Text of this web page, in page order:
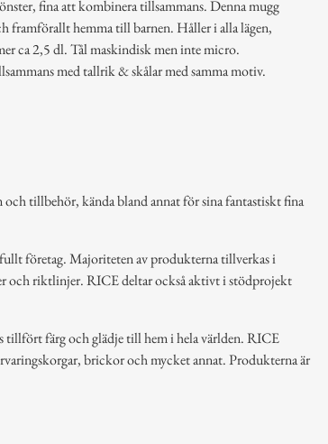
fina att kombinera tillsammans. Denna mugg
framförallt hemma till barnen. Håller i alla lägen,
ca 2,5 dl. Tål maskindisk men inte micro.
med tallrik & skålar med samma motiv.
tillbehör, kända bland annat för sina fantastiskt fina
företag. Majoriteten av produkterna tillverkas i
och riktlinjer. RICE deltar också aktivt i stödprojekt
tillfört färg och glädje till hem i hela världen. RICE
brickor och mycket annat. Produkterna är